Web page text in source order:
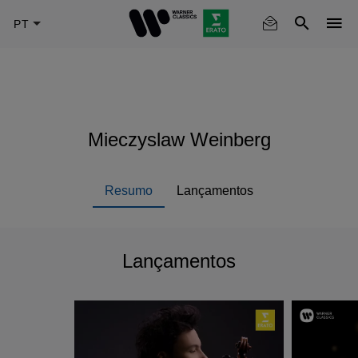
Mieczyslaw Weinberg
Resumo Lançamentos
Lançamentos